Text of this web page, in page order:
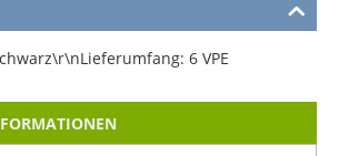
6 VPE